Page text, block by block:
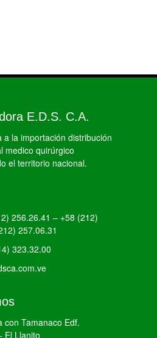
E.D.S. C.A.
a la importación distribución
medico quirúrgico
el territorio nacional.
256.26.41 – +58 (212)
257.06.31
323.32.00
con Tamanaco Edf.
El Llanito